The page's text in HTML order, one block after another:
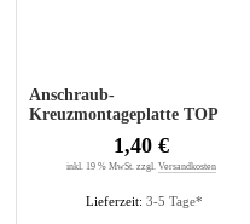
Anschraub-
Kreuzmontageplatte TOP
Lieferzeit: 3-5 Tage*
1,40 €
inkl. 19 % MwSt. zzgl. Versandkosten